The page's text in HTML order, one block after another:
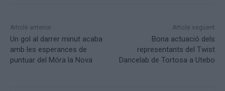
Article anterior
Un gol al darrer minut acaba
amb les esperances de
puntuar del Móra la Nova
Article següent
Bona actuació dels
representants del Twist
Dancelab de Tortosa a Utebo